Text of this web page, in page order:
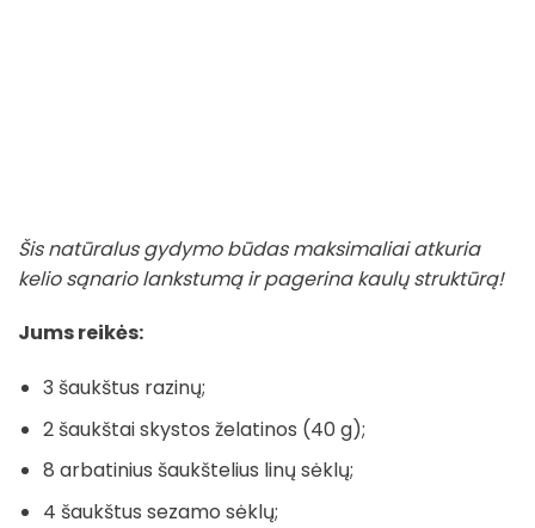
Šis natūralus gydymo būdas maksimaliai atkuria
kelio sąnario lankstumą ir pagerina kaulų struktūrą!
Jums reikės:
3 šaukštus razinų;
2 šaukštai skystos želatinos (40 g);
8 arbatinius šaukštelius linų sėklų;
4 šaukštus sezamo sėklų;